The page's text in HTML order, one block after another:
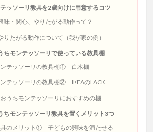
ッソーリ教具を2歳向けに用意するコツ
味・関心、やりたがる動作って？
りたがる動作について（我が家の例）
ちモンテッソーリで使っている教具棚
ンテッソーリの教具棚① 白木棚
ンテッソーリの教具棚② IKEAのLACK
うちモンテッソーリにおすすめの棚
ちモンテッソーリ教具を置くメリット3つ
具のメリット① 子どもの興味を満たせる